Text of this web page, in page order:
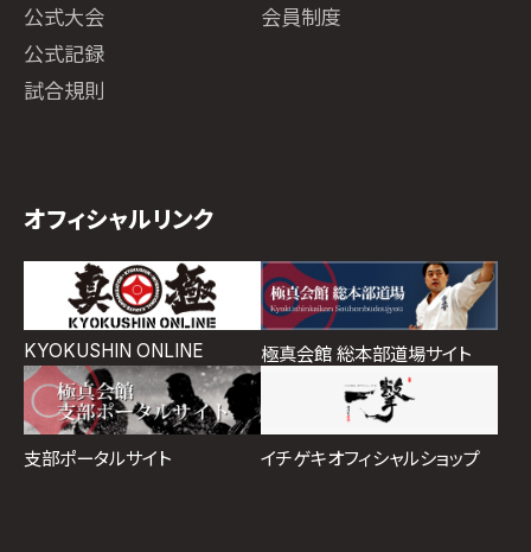
公式大会
公式記録
試合規則
会員制度
オフィシャルリンク
KYOKUSHIN ONLINE 極真会館 総本部道場サイト
支部ポータルサイト イチゲキオフィシャルショップ